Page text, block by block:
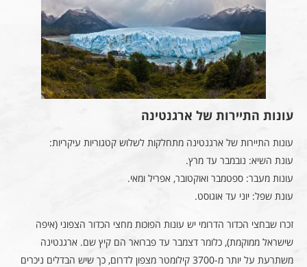
עונות התיירות של ארגנטינה
עונות התיירות של ארגנטינה מתחלקות לשלוש קטגוריות עיקריות:
עונת השיא: נובמבר עד מרץ.
עונות מעבר: ספטמבר ואוקטובר, אפריל ומאי.
עונת שפל: יוני עד אוגוסט.
זכרו שבחצי הכדור הדרומי יש עונות הפוכות מחצי הכדור הצפוני (איפה
שישראל ממוקמת), כלומר דצמבר עד פברואר הם קיץ שם. ארגנטינה
משתרעת על יותר מ-3700 קילומטר מצפון לדרום, כך שיש הבדלים ניכרים